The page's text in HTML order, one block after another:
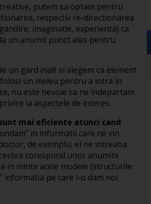
putem sa optam pentru
respectiv re-directionarea
imaginatie, experienta) ca
un anumit punct ales pentru
un gard inalt si alegem ca element
un meleu pentru a intra in
nu este nevoie sa ne indepartam
la aspectele de interes.
mai eficiente atunci cand
in informatii care ne vin
de exemplu, el ne intreaba
corespund unor anumite
in minte acele modele (structurile
informatia pe care i-o dam noi.